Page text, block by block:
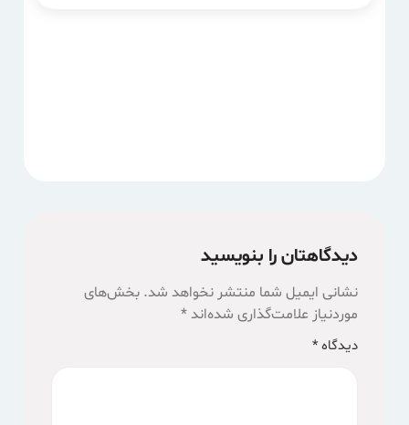
دیدگاهتان را بنویسید
نشانی ایمیل شما منتشر نخواهد شد. بخش‌های
موردنیاز علامت‌گذاری شده‌اند*
دیدگاه*